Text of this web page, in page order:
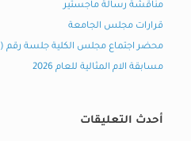
مناقشة رسالة ماجستير
قرارات مجلس الجامعة
محضر اجتماع مجلس الكلية جلسة رقم (168 )
مسابقة الام المثالية للعام 2026
أحدث التعليقات